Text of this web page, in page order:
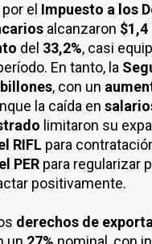
el Impuesto a los
alcanzaron
del 33,2%, casi
En tanto, la
, con un
la caída en
limitaron su
RIFL para
PER para regularizar
positivamente.
derechos de